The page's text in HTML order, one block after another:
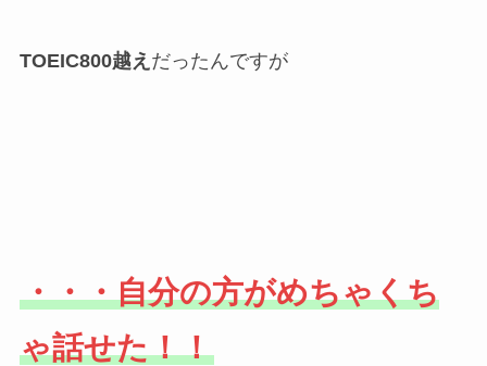
TOEIC800越え だったんですが
・・・自分の方がめちゃくち
ゃ話せた！！